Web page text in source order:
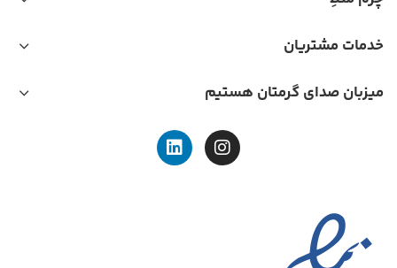
خدمات مشتریان
میزبان صدای گرمتان هستیم